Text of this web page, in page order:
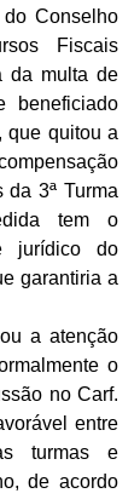
Fiscais
da multa de
beneficiado
que quitou a
da 3ª Turma
tem o
jurídico do
garantiria a
o
no Carf.
entre
turmas e
de acordo